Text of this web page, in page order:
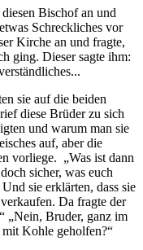
Bischof an und
Schreckliches vor
Kirche an und fragte,
ging. Dieser sagte ihm:
sie auf die beiden
diese Brüder zu sich
und warum man sie
auf, aber die
vorliege. „Was ist dann
sicher, was euch
sie erklärten, dass sie
Da fragte der
„Nein, Bruder, ganz im
Kohle geholfen?“